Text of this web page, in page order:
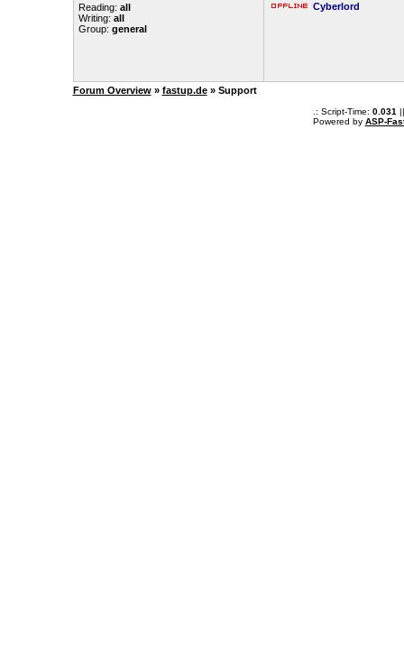
Reading: all
Writing: all
Group: general
Cyberlord
Forum Overview » fastup.de » Support
.: Script-Time: 0.031
Powered by ASP-